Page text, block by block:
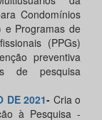
Condomínios
e Programas de
(PPGs)
preventiva
de pesquisa
DE 2021- Cria o
à Pesquisa -